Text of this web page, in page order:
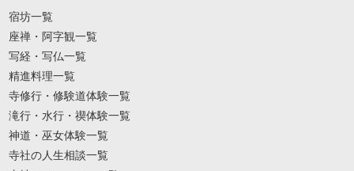
宿坊一覧
座禅・阿字観一覧
写経・写仏一覧
精進料理一覧
寺修行・修験道体験一覧
滝行・水行・禊体験一覧
神道・巫女体験一覧
寺社の人生相談一覧